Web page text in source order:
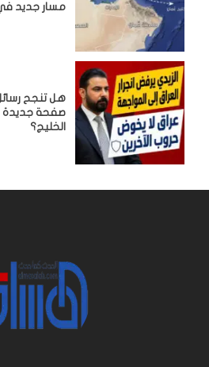
مسار جديد
هل تنجح
صفحة جديدة
الخليج؟